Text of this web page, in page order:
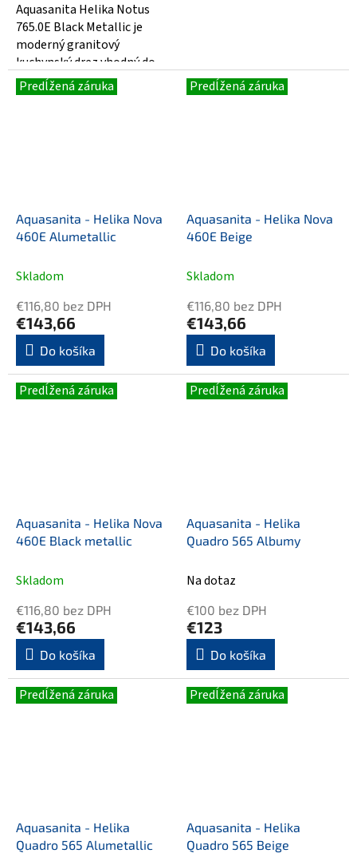
Aquasanita Helika Notus
765.0E Black Metallic je
moderný granitový
kuchynský drez vhodný do
každodennej prevádzky v
kuchyni. Vyrobený z...
Predĺžená záruka
Aquasanita - Helika Nova
460E Alumetallic
Skladom
€116,80 bez DPH
€143,66
Do košíka
Predĺžená záruka
Aquasanita - Helika Nova
460E Beige
Skladom
€116,80 bez DPH
€143,66
Do košíka
Predĺžená záruka
Aquasanita - Helika Nova
460E Black metallic
Skladom
€116,80 bez DPH
€143,66
Do košíka
Predĺžená záruka
Aquasanita - Helika
Quadro 565 Albumy
Na dotaz
€100 bez DPH
€123
Do košíka
Predĺžená záruka
Aquasanita - Helika
Quadro 565 Alumetallic
Predĺžená záruka
Aquasanita - Helika
Quadro 565 Beige